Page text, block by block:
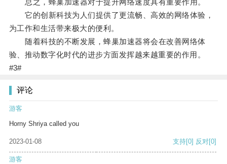
总之，蜂巢加速器对于提升网络速度具有重要作用。
它的创新科技为人们提供了更流畅、高效的网络体验，
为工作和生活带来极大的便利。
随着科技的不断发展，蜂巢加速器将会在改善网络体
验、推动数字化时代的进步方面发挥越来越重要的作用。
#3#
评论
游客
Horny Shriya called you
2023-01-08 支持[0] 反对[0]
游客